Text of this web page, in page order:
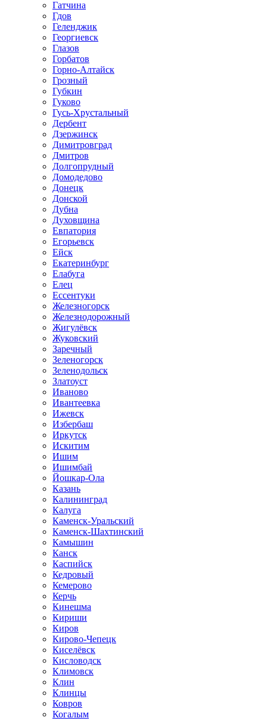
Гатчина
Гдов
Геленджик
Георгиевск
Глазов
Горбатов
Горно-Алтайск
Грозный
Губкин
Гуково
Гусь-Хрустальный
Дербент
Дзержинск
Димитровград
Дмитров
Долгопрудный
Домодедово
Донецк
Донской
Дубна
Духовщина
Евпатория
Егорьевск
Ейск
Екатеринбург
Елабуга
Елец
Ессентуки
Железногорск
Железнодорожный
Жигулёвск
Жуковский
Заречный
Зеленогорск
Зеленодольск
Златоуст
Иваново
Ивантеевка
Ижевск
Избербаш
Иркутск
Искитим
Ишим
Ишимбай
Йошкар-Ола
Казань
Калининград
Калуга
Каменск-Уральский
Каменск-Шахтинский
Камышин
Канск
Каспийск
Кедровый
Кемерово
Керчь
Кинешма
Кириши
Киров
Кирово-Чепецк
Киселёвск
Кисловодск
Климовск
Клин
Клинцы
Ковров
Когалым